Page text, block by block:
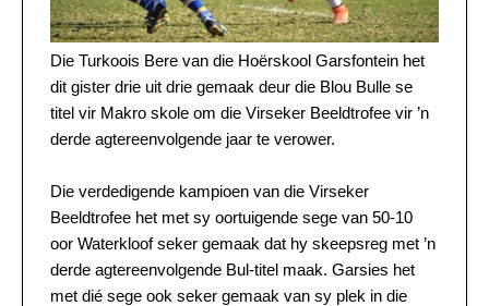
Die Turkoois Bere van die Hoërskool Garsfontein het
dit gister drie uit drie gemaak deur die Blou Bulle se
titel vir Makro skole om die Virseker Beeldtrofee vir ’n
derde agtereenvolgende jaar te verower.
Die verdedigende kampioen van die Virseker
Beeldtrofee het met sy oortuigende sege van 50-10
oor Waterkloof seker gemaak dat hy skeepsreg met ’n
derde agtereenvolgende Bul-titel maak. Garsies het
met dié sege ook seker gemaak van sy plek in die